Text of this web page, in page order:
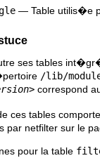
— Table utilis�e
ses tables
/lib/
correspond
ces tables
par netfilter sur le
pour la table